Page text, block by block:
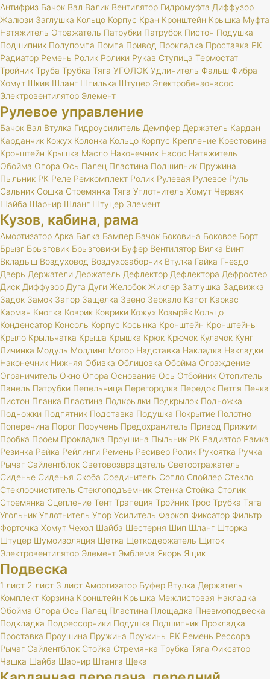
Антифриз Бачок Вал Валик Вентилятор Гидромуфта Диффузор
Жалюзи Заглушка Кольцо Корпус Кран Кронштейн Крышка Муфта
Натяжитель Отражатель Патрубки Патрубок Пистон Подушка
Подшипник Полупомпа Помпа Привод Прокладка Проставка РК
Радиатор Ремень Ролик Ролики Рукав Ступица Термостат
Тройник Труба Трубка Тяга УГОЛОК Удлинитель Фальш Фибра
Хомут Шкив Шланг Шпилька Штуцер Электробензонасос
Электровентилятор Элемент
Рулевое управление
Бачок Вал Втулка Гидроусилитель Демпфер Держатель Кардан
Карданчик Кожух Колонка Кольцо Корпус Крепление Крестовина
Кронштейн Крышка Масло Наконечник Насос Натяжитель
Обойма Опора Ось Палец Пластина Подшипник Пружина
Пыльник РК Реле Ремкомплект Ролик Рулевая Рулевое Руль
Сальник Сошка Стремянка Тяга Уплотнитель Хомут Червяк
Шайба Шарнир Шланг Штуцер Элемент
Кузов, кабина, рама
Амортизатор Арка Балка Бампер Бачок Боковина Боковое Борт
Брызг Брызговик Брызговики Буфер Вентилятор Вилка Винт
Вкладыш Воздуховод Воздухозаборник Втулка Гайка Гнездо
Дверь Держатели Держатель Дефлектор Дефлектора Дефростер
Диск Диффузор Дуга Дуги Желобок Жиклер Заглушка Задвижка
Задок Замок Запор Защелка Звено Зеркало Капот Каркас
Карман Кнопка Коврик Коврики Кожух Козырёк Кольцо
Конденсатор Консоль Корпус Косынка Кронштейн Кронштейны
Крыло Крыльчатка Крыша Крышка Крюк Крючок Кулачок Кунг
Личинка Модуль Молдинг Мотор Надставка Накладка Накладки
Наконечник Нижняя Обивка Облицовка Обойма Ограждение
Ограничитель Окно Опора Основание Ось Отбойник Отопитель
Панель Патрубки Пепельница Перегородка Передок Петля Печка
Пистон Планка Пластина Подкрылки Подкрылок Подножка
Подножки Подпятник Подставка Подушка Покрытие Полотно
Поперечина Порог Поручень Предохранитель Привод Прижим
Пробка Проем Прокладка Проушина Пыльник РК Радиатор Рамка
Резинка Рейка Рейлинги Ремень Ресивер Ролик Рукоятка Ручка
Рычаг Сайлентблок Световозвращатель Светоотражатель
Сиденье Сиденья Скоба Соединитель Сопло Спойлер Стекло
Стеклоочиститель Стеклоподъемник Стенка Стойка Столик
Стремянка Сцепление Тент Трапеция Тройник Трос Трубка Тяга
Угольник Уплотнитель Упор Усилитель Фаркоп Фиксатор Фильтр
Форточка Хомут Чехол Шайба Шестерня Шип Шланг Шторка
Штуцер Шумоизоляция Щетка Щеткодержатель Щиток
Электровентилятор Элемент Эмблема Якорь Ящик
Подвеска
1 лист 2 лист 3 лист Амортизатор Буфер Втулка Держатель
Комплект Корзина Кронштейн Крышка Межлистовая Накладка
Обойма Опора Ось Палец Пластина Площадка Пневмоподвеска
Подкладка Подрессорники Подушка Подшипник Прокладка
Проставка Проушина Пружина Пружины РК Ремень Рессора
Рычаг Сайлентблок Стойка Стремянка Трубка Тяга Фиксатор
Чашка Шайба Шарнир Штанга Щека